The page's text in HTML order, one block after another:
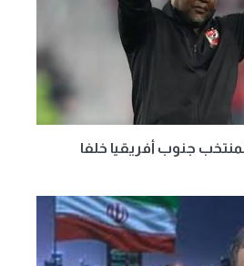
جنوب أفريقيا خلفا